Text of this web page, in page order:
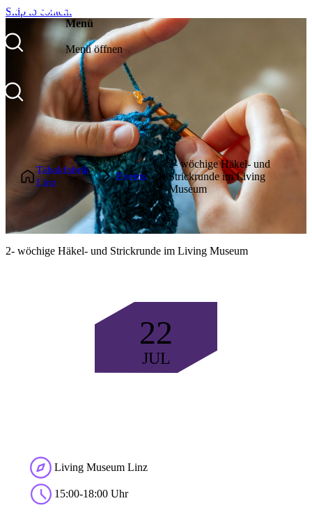
Skip to content
Menü
Menü öffnen
Über uns
Events
Community
Blog
Tabakfabrik
Linz
Events
2- wöchige Häkel- und
Strickrunde im Living
Museum
2- wöchige Häkel- und Strickrunde im Living Museum
22
JUL
Living Museum Linz
15:00-18:00 Uhr